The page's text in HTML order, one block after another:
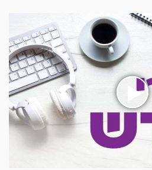
בעת
לחיצה
על
הכפתור
הינך
מפעיל